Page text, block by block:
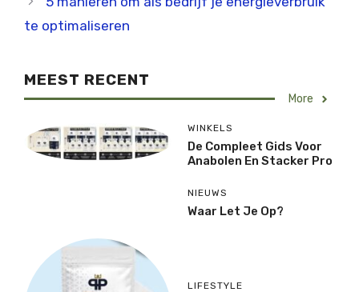
te optimaliseren
MEEST RECENT
More
WINKELS
De Compleet Gids Voor
Anabolen En Stacker Pro
NIEUWS
Waar Let Je Op?
LIFESTYLE